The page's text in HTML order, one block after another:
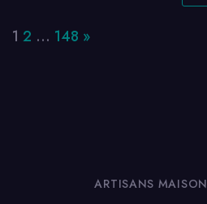
Page:
1 2 … 148 Next
»
ARTISANS MAISON